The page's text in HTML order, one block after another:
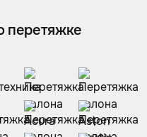
перетяжке